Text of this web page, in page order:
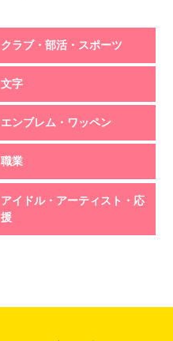
クラブ・部活・スポーツ
文字
エンブレム・ワッペン
職業
アイドル・アーティスト・応
援